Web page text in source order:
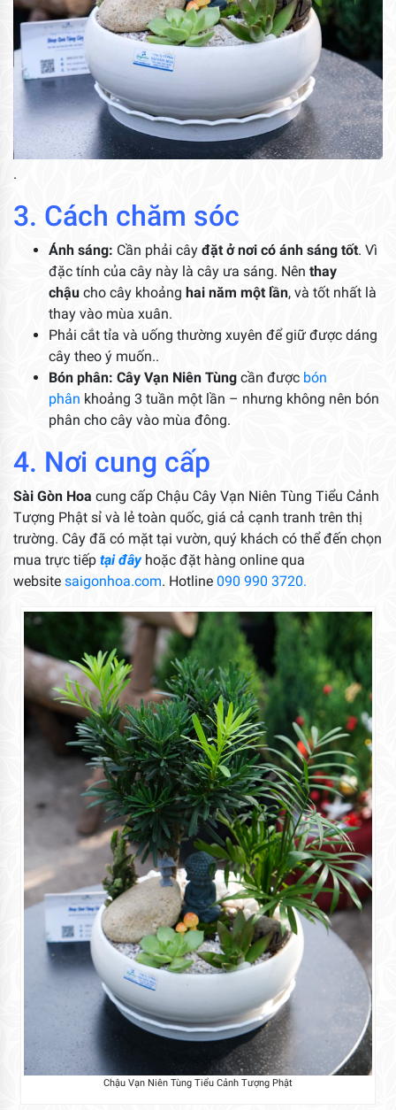
.
3. Cách chăm sóc
Ánh sáng: Cần phải cây đặt ở nơi có ánh sáng tốt. Vì
đặc tính của cây này là cây ưa sáng. Nên thay
chậu cho cây khoảng hai năm một lần, và tốt nhất là
thay vào mùa xuân.
Phải cắt tỉa và uống thường xuyên để giữ được dáng
cây theo ý muốn..
Bón phân: Cây Vạn Niên Tùng cần được bón
phân khoảng 3 tuần một lần – nhưng không nên bón
phân cho cây vào mùa đông.
4. Nơi cung cấp
Sài Gòn Hoa cung cấp Chậu Cây Vạn Niên Tùng Tiểu Cảnh
Tượng Phật sỉ và lẻ toàn quốc, giá cả cạnh tranh trên thị
trường. Cây đã có mặt tại vườn, quý khách có thể đến chọn
mua trực tiếp tại đâyhoặc đặt hàng online qua
website saigonhoa.com. Hotline 090 990 3720.
Chậu Vạn Niên Tùng Tiểu Cảnh Tượng Phật